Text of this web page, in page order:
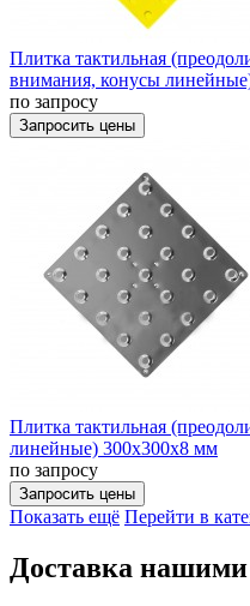
Плитка тактильная
внимания, конусы
по запросу
Запросить цены
Плитка тактильная
линейные) 300х300х8 мм
по запросу
Запросить цены
Показать ещё Перейти в
Доставка